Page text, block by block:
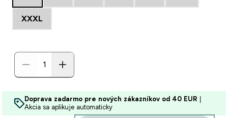
XXXL
Doprava zadarmo pre nových zákazníkov od 40 EUR
Akcia sa aplikuje automaticky